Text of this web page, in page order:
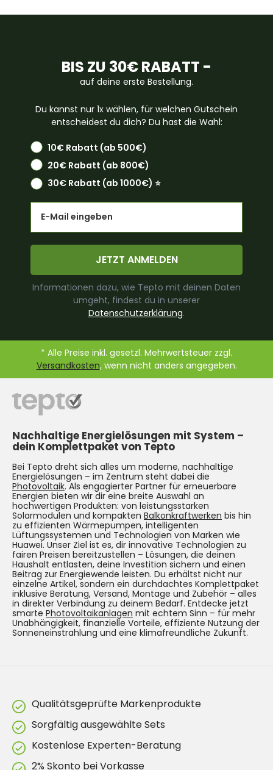
BIS ZU 30€ RABATT -
auf deine erste Bestellung.
Du kannst nur 1x wählen, für welchen Gutschein
entscheidest du dich? Du hast die Wahl:
10€ Rabatt (ab 500€)
20€ Rabatt (ab 800€)
30€ Rabatt (ab 1000€) ⭐️
JETZT ANMELDEN
Informationen dazu, wie Tepto mit deinen Daten
umgeht, findest du in unserer
Datenschutzerklärung.
* Alle Preise inkl. gesetzl. Mehrwertsteuer zzgl.
Versandkosten, wenn nicht anders angegeben.
Nachhaltige Energielösungen mit System –
dein Komplettpaket von Tepto
Bei Tepto dreht sich alles um moderne, nachhaltige
Energielösungen – im Zentrum steht dabei die
Photovoltaik. Als engagierter Partner für erneuerbare
Energien bieten wir dir eine breite Auswahl an
hochwertigen Produkten: von leistungsstarken
Solarmodulen und kompakten Balkonkraftwerken bis hin
zu effizienten Wärmepumpen, intelligenten
Lüftungssystemen und Technologien von Marken wie
Huawei. Unser Ziel ist es, dir innovative Technologien zu
fairen Preisen bereitzustellen – Lösungen, die deinen
Haushalt entlasten, deine Investition sichern und einen
Beitrag zur Energiewende leisten. Du erhältst nicht nur
einzelne Artikel, sondern ein durchdachtes Komplettpaket
inklusive Beratung, Versand, Montage und Zubehör – alles
in direkter Verbindung zu deinem Bedarf. Entdecke jetzt
smarte Photovoltaikanlagen mit echtem Sinn – für mehr
Unabhängigkeit, finanzielle Vorteile, effiziente Nutzung der
Sonneneinstrahlung und eine klimafreundliche Zukunft.
Qualitätsgeprüfte Markenprodukte
Sorgfältig ausgewählte Sets
Kostenlose Experten-Beratung
2% Skonto bei Vorkasse